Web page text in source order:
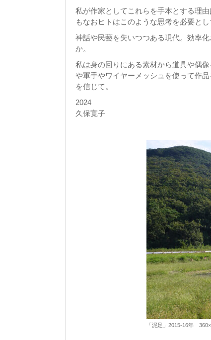
私が作家としてこれらを手本とする理
もなおヒトはこのような思考を必要とし
神話や民藝を失いつつある現代。効率
か。
私は身の回りにある素材から道具や偶
や軍手やワイヤーメッシュを使って作
を信じて。
2024
久保寛子
「泥足」2015-16年